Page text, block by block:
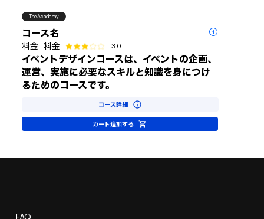
TheAcademy
コース名
料金 料金 3.0
平均評価 3 /5
イベントデザインコースは、イベントの企画、
運営、実施に必要なスキルと知識を身につけ
るためのコースです。
コース詳細
カート追加する